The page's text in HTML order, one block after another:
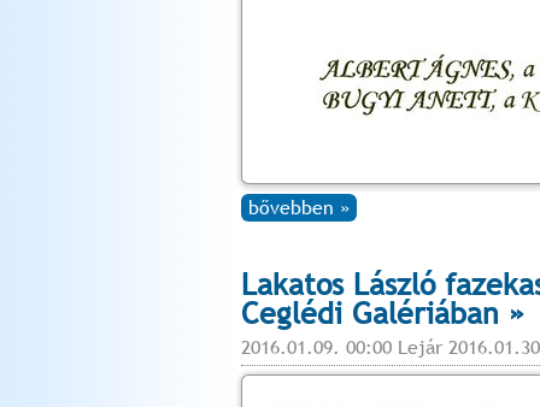
bővebben »
Lakatos László
Ceglédi Galériában »
2016.01.09. 00:00 Lejár